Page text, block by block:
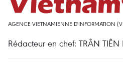
AGENCE VIETNAMIENNE D'INFORMATION
Rédacteur en chef: TRÂN TIÊN